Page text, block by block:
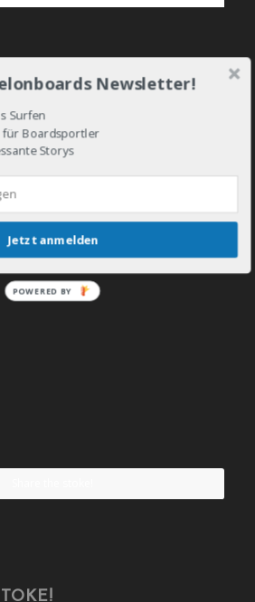
Newsletter!
Surfen
für Boardsportler
Storys
Jetzt anmelden
POWERED BY